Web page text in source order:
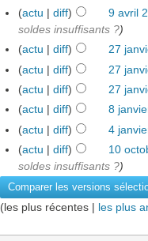
(actu |diff) 9 avril
soldes insuffisants ?)
(actu |diff) 27
(actu |diff) 27
(actu |diff) 27
(actu |diff) 8
(actu |diff) 4
(actu |diff) 10
soldes insuffisants ?)
(les plus récentes | les plus